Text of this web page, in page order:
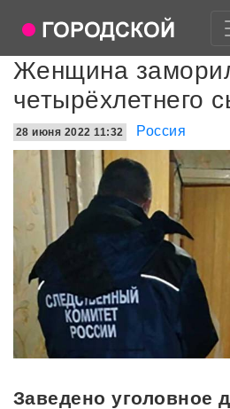
Женщина
четырёхлетнего
28 июня 2022 11:32 Россия
Заведено уголовное